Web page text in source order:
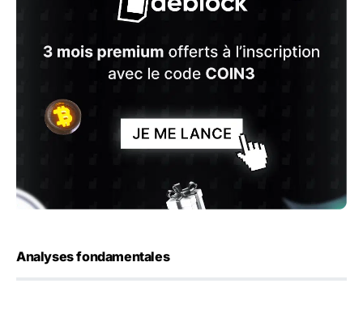
Analyses fondamentales